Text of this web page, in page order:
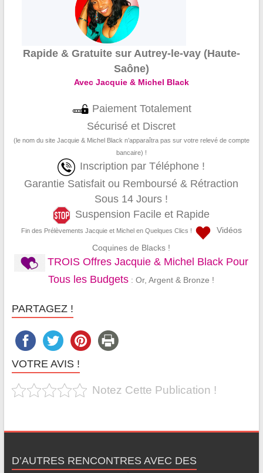
Rapide & Gratuite sur Autrey-le-vay (Haute-
Saône)
Avec Jacquie & Michel Black
Paiement Totalement
Sécurisé et Discret
(le nom du site Jacquie & Michel Black n’apparaîtra pas sur votre relevé de compte
bancaire) !
Inscription par Téléphone !
Garantie Satisfait ou Remboursé & Rétraction
Sous 14 Jours !
Suspension Facile et Rapide
Fin des Prélèvements Jacquie et Michel en Quelques Clics !
Vidéos
Coquines de Blacks !
TROIS Offres Jacquie & Michel Black Pour
Tous les Budgets : Or, Argent & Bronze !
PARTAGEZ !
VOTRE AVIS !
Notez Cette Publication !
D’AUTRES RENCONTRES AVEC DES